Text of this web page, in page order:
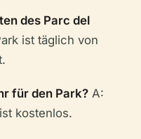
des Parc del
ist täglich von
für den Park? A:
kostenlos.